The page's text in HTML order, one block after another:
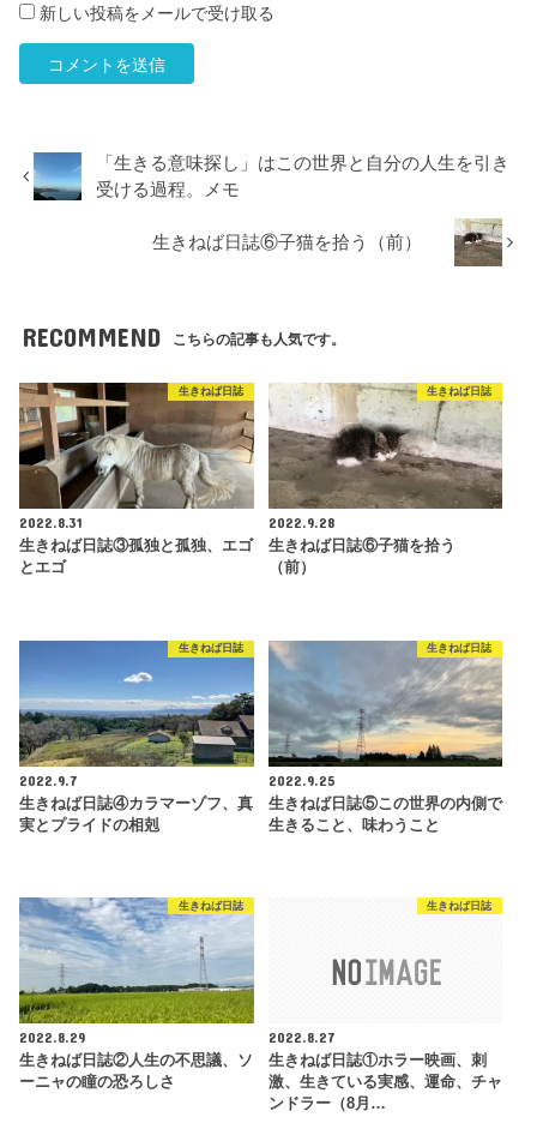
新しい投稿をメールで受け取る
「生きる意味探し」はこの世界と自分の人生を引き
受ける過程。メモ
生きねば日誌⑥子猫を拾う（前）
RECOMMEND こちらの記事も人気です。
生きねば日誌
2022.8.31
生きねば日誌③孤独と孤独、エゴ
とエゴ
生きねば日誌
2022.9.28
生きねば日誌⑥子猫を拾う
（前）
生きねば日誌
2022.9.7
生きねば日誌④カラマーゾフ、真
実とプライドの相剋
生きねば日誌
2022.9.25
生きねば日誌⑤この世界の内側で
生きること、味わうこと
生きねば日誌
2022.8.29
生きねば日誌②人生の不思議、ソ
ーニャの瞳の恐ろしさ
生きねば日誌
2022.8.27
生きねば日誌①ホラー映画、刺
激、生きている実感、運命、チャ
ンドラー（8月…